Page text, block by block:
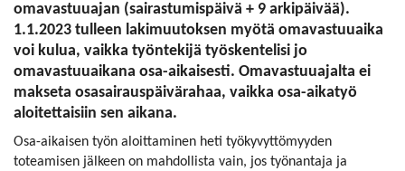
omavastuuajan (sairastumispäivä + 9 arkipäivää).
1.1.2023 tulleen lakimuutoksen myötä omavastuuaika
voi kulua, vaikka työntekijä työskentelisi jo
omavastuuaikana osa-aikaisesti. Omavastuuajalta ei
makseta osasairauspäivärahaa, vaikka osa-aikatyö
aloitettaisiin sen aikana.
Osa-aikaisen työn aloittaminen heti työkyvyttömyyden
toteamisen jälkeen on mahdollista vain, jos työnantaja ja